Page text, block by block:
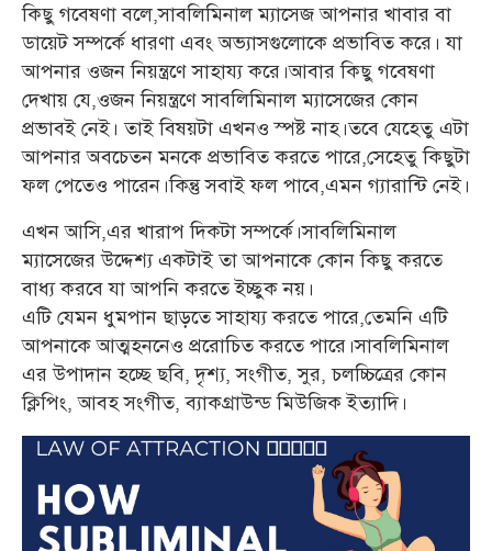
কিছু গবেষণা বলে,সাবলিমিনাল ম্যাসেজ আপনার খাবার বা
ডায়েট সম্পর্কে ধারণা এবং অভ্যাসগুলোকে প্রভাবিত করে। যা
আপনার ওজন নিয়ন্ত্রণে সাহায্য করে।আবার কিছু গবেষণা
দেখায় যে,ওজন নিয়ন্ত্রণে সাবলিমিনাল ম্যাসেজের কোন
প্রভাবই নেই। তাই বিষয়টা এখনও স্পষ্ট নাহ।তবে যেহেতু এটা
আপনার অবচেতন মনকে প্রভাবিত করতে পারে,সেহেতু কিছুটা
ফল পেতেও পারেন।কিন্তু সবাই ফল পাবে,এমন গ্যারান্টি নেই।
এখন আসি,এর খারাপ দিকটা সম্পর্কে।সাবলিমিনাল
ম্যাসেজের উদ্দেশ্য একটাই তা আপনাকে কোন কিছু করতে
বাধ্য করবে যা আপনি করতে ইচ্ছুক নয়।
এটি যেমন ধুমপান ছাড়তে সাহায্য করতে পারে,তেমনি এটি
আপনাকে আত্মহননেও প্ররোচিত করতে পারে।সাবলিমিনাল
এর উপাদান হচ্ছে ছবি, দৃশ্য, সংগীত, সুর, চলচ্চিত্রের কোন
ক্লিপিং, আবহ সংগীত, ব্যাকগ্রাউন্ড মিউজিকইত্যাদি।